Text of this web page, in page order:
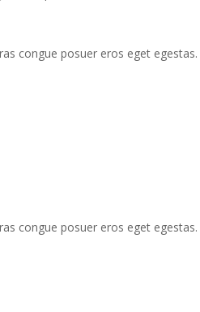
congue posuer eros eget
congue posuer eros eget